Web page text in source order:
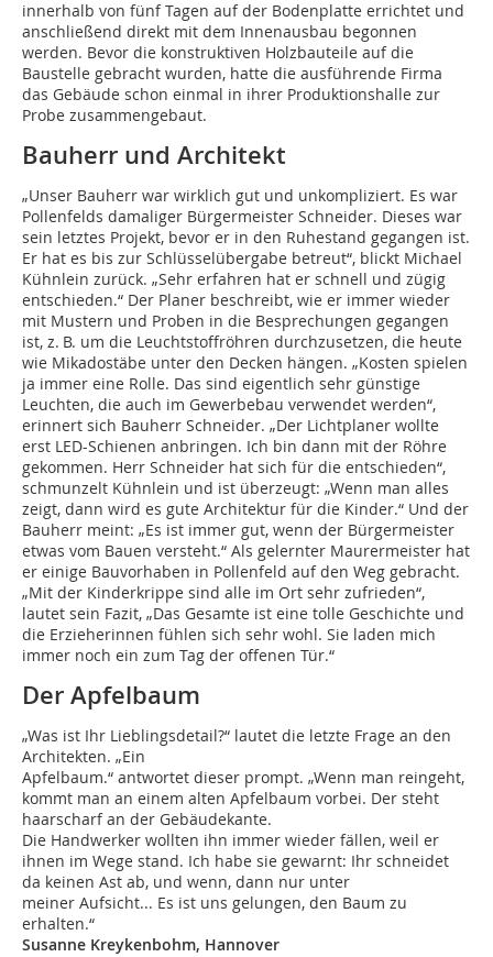
innerhalb von fünf Tagen auf der Bodenplatte errichtet und
anschließend direkt mit dem Innenausbau begonnen
werden. Bevor die konstruktiven Holzbauteile auf die
Baustelle gebracht wurden, hatte die ausführende Firma
das Gebäude schon einmal in ihrer Produktionshalle zur
Probe zusammengebaut.
Bauherr und Architekt
„Unser Bauherr war wirklich gut und unkompliziert. Es war
Pollenfelds damaliger Bürgermeister Schneider. Dieses war
sein letztes Projekt, bevor er in den Ruhestand gegangen ist.
Er hat es bis zur Schlüsselübergabe betreut“, blickt Michael
Kühnlein zurück. „Sehr erfahren hat er schnell und zügig
entschieden.“ Der Planer beschreibt, wie er immer wieder
mit Mustern und Proben in die Besprechungen gegangen
ist, z. B. um die Leuchtstoffröhren durchzusetzen, die heute
wie Mikadostäbe unter den Decken hängen. „Kosten spielen
ja immer eine Rolle. Das sind eigentlich sehr günstige
Leuchten, die auch im Gewerbebau verwendet werden“,
erinnert sich Bauherr Schneider. „Der Lichtplaner wollte
erst LED-Schienen anbringen. Ich bin dann mit der Röhre
gekommen. Herr Schneider hat sich für die entschieden“,
schmunzelt Kühnlein und ist überzeugt: „Wenn man alles
zeigt, dann wird es gute Architektur für die Kinder.“ Und der
Bauherr meint: „Es ist immer gut, wenn der Bürgermeister
etwas vom Bauen versteht.“ Als gelernter Maurermeister hat
er einige Bauvorhaben in Pollenfeld auf den Weg gebracht.
„Mit der Kinderkrippe sind alle im Ort sehr zufrieden“,
lautet sein Fazit, „Das Gesamte ist eine tolle Geschichte und
die Erzieherinnen fühlen sich sehr wohl. Sie laden mich
immer noch ein zum Tag der offenen Tür.“
Der Apfelbaum
„Was ist Ihr Lieblingsdetail?“ lautet die letzte Frage an den
Architekten. „Ein
Apfelbaum.“ antwortet dieser prompt. „Wenn man reingeht,
kommt man an einem alten Apfelbaum vorbei. Der steht
haarscharf an der Gebäudekante.
Die Handwerker wollten ihn immer wieder fällen, weil er
ihnen im Wege stand. Ich habe sie gewarnt: Ihr schneidet
da keinen Ast ab, und wenn, dann nur unter
meiner Aufsicht... Es ist uns gelungen, den Baum zu
erhalten.“
Susanne Kreykenbohm, Hannover